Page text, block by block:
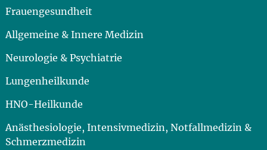
Frauengesundheit
Allgemeine & Innere Medizin
Neurologie & Psychiatrie
Lungenheilkunde
HNO-Heilkunde
Anästhesiologie, Intensivmedizin, Notfallmedizin &
Schmerzmedizin